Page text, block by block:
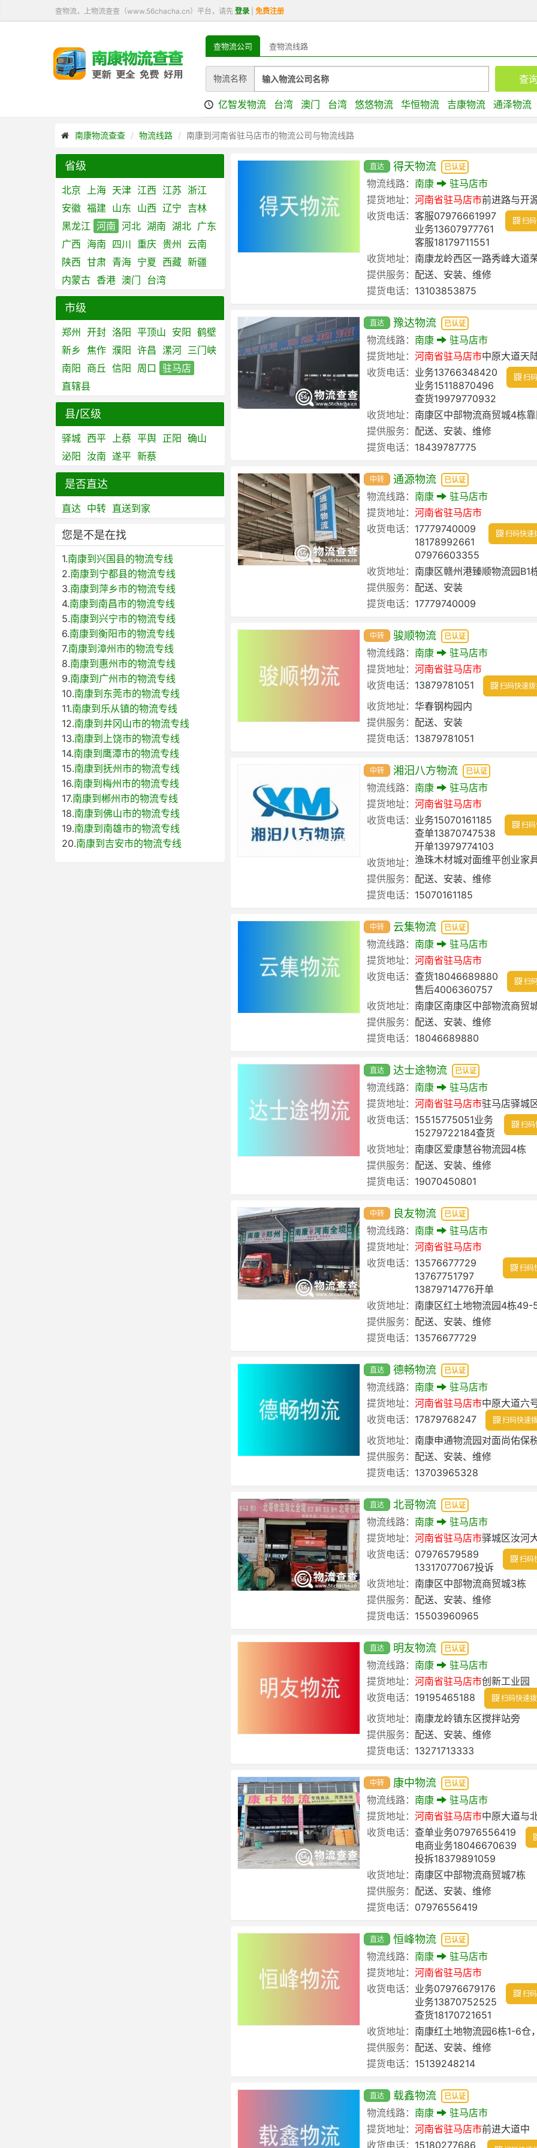
查物流，上物流查查（www.56chacha.cn）平台，请先 登录 免费注册
查物流公司 查物流线路
物流名称
亿智发物流 台湾 澳门 台湾 悠悠物流 华恒物流 吉康物流 通泽物流
南康物流查查 物流线路 南康到河南省驻马店市的物流公司与物流线路
省级
北京 上海 天津 江西 江苏 浙江
安徽 福建 山东 山西 辽宁 吉林
黑龙江 河南 河北 湖南 湖北 广东
广西 海南 四川 重庆 贵州
云南
陕西 甘肃 青海 宁夏 西藏 新疆
内蒙古 香港 澳门 台湾
市级
郑州 开封 洛阳 平顶山 安阳 鹤壁
新乡 焦作 濮阳 许昌 漯河 三门峡
南阳
商丘 信阳 周口 驻马店
直辖县
县/区级
驿城 西平 上蔡 平舆 正阳 确山
泌阳
汝南 遂平 新蔡
是否直达
直达 中转 直送到家
您是不是在找
1.南康到兴国县的物流专线
2.南康到宁都县的物流专线
3.南康到萍乡市的物流专线
4.南康到南昌市的物流专线
5.南康到兴宁市的物流专线
6.南康到衡阳市的物流专线
7.南康到漳州市的物流专线
8.南康到惠州市的物流专线
9.南康到广州市的物流专线
10.南康到东莞市的物流专线
11.南康到乐从镇的物流专线
12.南康到井冈山市的物流专线
13.南康到上饶市的物流专线
14.南康到鹰潭市的物流专线
15.南康到抚州市的物流专线
16.南康到梅州市的物流专线
17.南康到郴州市的物流专线
18.南康到佛山市的物流专线
19.南康到南雄市的物流专线
20.南康到吉安市的物流专线
直达 得天物流 已认证
物流线路： 南康
驻马店市
提货地址： 河南省驻马店市前进路与开
收货电话： 客服07976661997
业务13607977761
客服18179711551
扫码
收货地址： 南康龙岭西区一路秀峰大道
提供服务： 配送、安装、维修
提货电话： 13103853875
直达 豫达物流 已认证
物流线路： 南康
驻马店市
提货地址： 河南省驻马店市中原大道天
收货电话： 业务13766348420
业务15118870496
查货19979770932
扫
收货地址： 南康区中部物流商贸城4栋
提供服务： 配送、安装、维修
提货电话： 18439787775
中转 通源物流 已认证
物流线路： 南康
驻马店市
提货地址： 河南省驻马店市
收货电话： 17779740009
18178992661
07976603355
扫码快速
收货地址： 南康区赣州港臻顺物流园B1
提供服务： 配送、安装
提货电话： 17779740009
中转 骏顺物流 已认证
物流线路： 南康
驻马店市
提货地址： 河南省驻马店市
收货电话： 13879781051 扫码快速拨
收货地址： 华春钢构园内
提供服务： 配送、安装
提货电话： 13879781051
中转 湘汨八方物流 已认证
物流线路： 南康
驻马店市
提货地址： 河南省驻马店市
收货电话： 业务15070161185
查单13870747538
开单13979774103
扫码
收货地址： 渔珠木材城对面维平创业家
提供服务： 配送、安装、维修
提货电话： 15070161185
中转 云集物流 已认证
物流线路： 南康
驻马店市
提货地址： 河南省驻马店市
收货电话： 查货18046689880
售后4006360757
扫
收货地址： 南康区南康区中部物流商贸
提供服务： 配送、安装、维修
提货电话： 18046689880
直达 达士途物流 已认证
物流线路： 南康
驻马店市
提货地址： 河南省驻马店市驻马店驿城
收货电话： 15515775051业务
15279722184查货
扫码
收货地址： 南康区爱康慧谷物流园4栋
提供服务： 配送、安装、维修
提货电话： 19070450801
中转 良友物流 已认证
物流线路： 南康
驻马店市
提货地址： 河南省驻马店市
收货电话： 13576677729
13767751797
13879714776开单
扫码
收货地址： 南康区红土地物流园4栋49-
提供服务： 配送、安装、维修
提货电话： 13576677729
直达 德畅物流 已认证
物流线路： 南康
驻马店市
提货地址： 河南省驻马店市中原大道六
收货电话： 17879768247 扫码快速
收货地址： 南康申通物流园对面尚佑保
提供服务： 配送、安装、维修
提货电话： 13703965328
直达 北哥物流 已认证
物流线路： 南康
驻马店市
提货地址： 河南省驻马店市驿城区汝河
收货电话： 07976579589
13317077067投诉
扫码
收货地址： 南康区中部物流商贸城3栋
提供服务： 配送、安装、维修
提货电话： 15503960965
直达 明友物流 已认证
物流线路： 南康
驻马店市
提货地址： 河南省驻马店市创新工业园
收货电话： 19195465188 扫码快速
收货地址： 南康龙岭镇东区搅拌站旁
提供服务： 配送、安装、维修
提货电话： 13271713333
中转 康中物流 已认证
物流线路： 南康
驻马店市
提货地址： 河南省驻马店市中原大道与
收货电话： 查单业务07976556419
电商业务18046670639
投拆18379891059
收货地址： 南康区中部物流商贸城7栋
提供服务： 配送、安装、维修
提货电话： 07976556419
直达 恒峰物流 已认证
物流线路： 南康
驻马店市
提货地址： 河南省驻马店市
收货电话： 业务07976679176
业务13870752525
查货18170721651
扫
收货地址： 南康红土地物流园6栋1-6仓
提供服务： 配送、安装、维修
提货电话： 15139248214
直达 载鑫物流 已认证
物流线路： 南康
驻马店市
提货地址： 河南省驻马店市前进大道中
收货电话： 15180277686